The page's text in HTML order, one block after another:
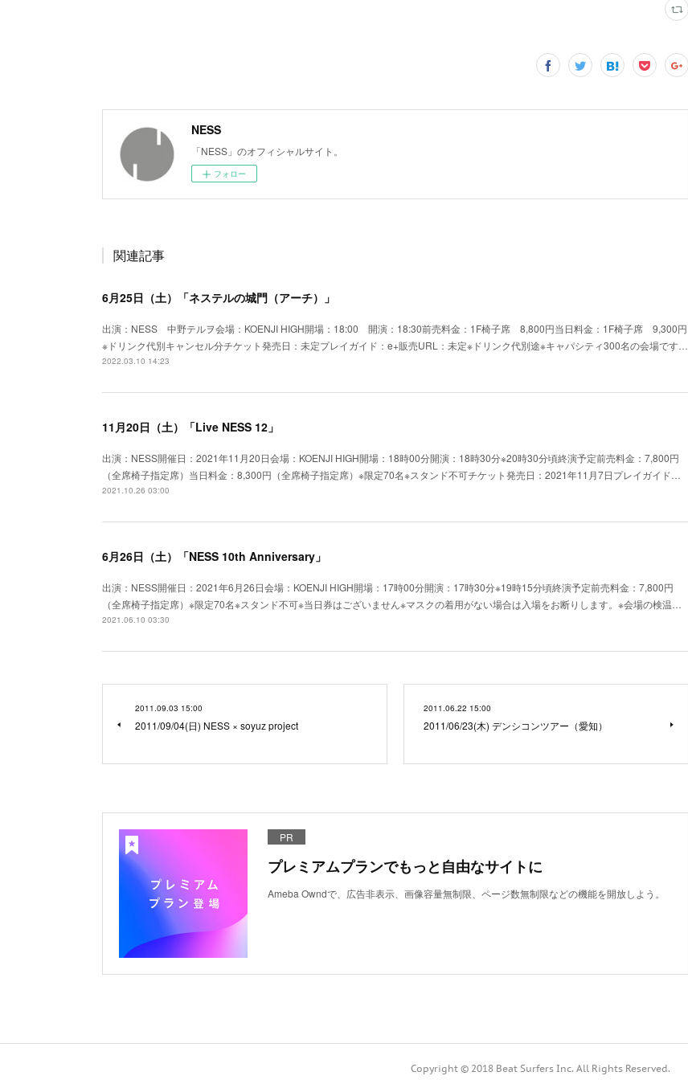
NESS
「NESS」のオフィシャルサイト。
フォロー
関連記事
6月25日（土）「ネステルの城門（アーチ）」
出演：NESS 中野テルヲ会場：KOENJI HIGH開場：18:00 開演：18:30前売料金：1F椅子席 8,800円当日料金：1F椅子席 9,300円
※ドリンク代別キャンセル分チケット発売日：未定プレイガイド：e+販売URL：未定※ドリンク代別途※キャパシティ300名の会場です…
2022.03.10 14:23
11月20日（土）「Live NESS 12」
出演：NESS開催日：2021年11月20日会場：KOENJI HIGH開場：18時00分開演：18時30分※20時30分頃終演予定前売料金：7,800円
（全席椅子指定席）当日料金：8,300円（全席椅子指定席）※限定70名※スタンド不可チケット発売日：2021年11月7日プレイガイド…
2021.10.26 03:00
6月26日（土）「NESS 10th Anniversary」
出演：NESS開催日：2021年6月26日会場：KOENJI HIGH開場：17時00分開演：17時30分※19時15分頃終演予定前売料金：7,800円
（全席椅子指定席）※限定70名※スタンド不可※当日券はございません※マスクの着用がない場合は入場をお断りします。※会場の検温…
2021.06.10 03:30
2011.09.03 15:00
2011/09/04(日) NESS × soyuz project
2011.06.22 15:00
2011/06/23(木) デンシコンツアー（愛知）
PR
プレミアムプランでもっと自由なサイトに
Ameba Owndで、広告非表示、画像容量無制限、ページ数無制限などの機能を開放しよう。
Copyright © 2018 Beat Surfers Inc. All Rights Reserved.